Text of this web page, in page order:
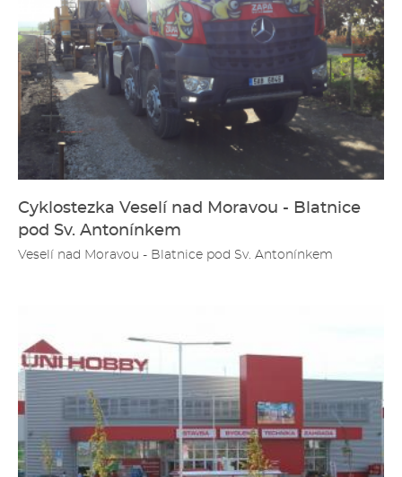
Cyklostezka Veselí nad Moravou - Blatnice
pod Sv. Antonínkem
Veselí nad Moravou - Blatnice pod Sv. Antonínkem